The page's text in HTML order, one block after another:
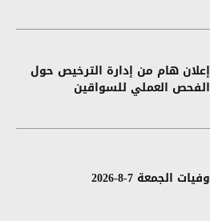
إعلان هام من إدارة الترخيص حول
الفحص العملي للسواقين
وفيات الجمعة 7-8-2026